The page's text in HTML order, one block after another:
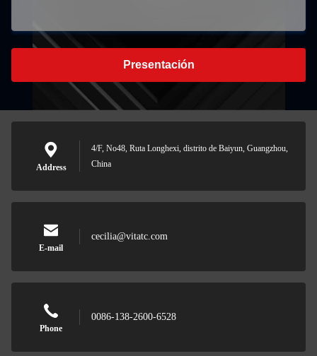
Presentación
Address
4/F, No48, Ruta Longhexi, distrito de Baiyun, Guangzhou,
China
E-mail
cecilia@vitatc.com
Phone
0086-138-2600-6528